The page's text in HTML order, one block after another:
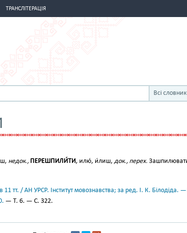
ТРАНСЛІТЕРАЦІЯ
Всі
недок., ПЕРЕШПИЛИ́ТИ, илю́, и́лиш, док., перех.
11 тт. / АН УРСР. Інститут мовознавства; за ред. І. К. Білодіда.
— Т. 6. — С. 322.